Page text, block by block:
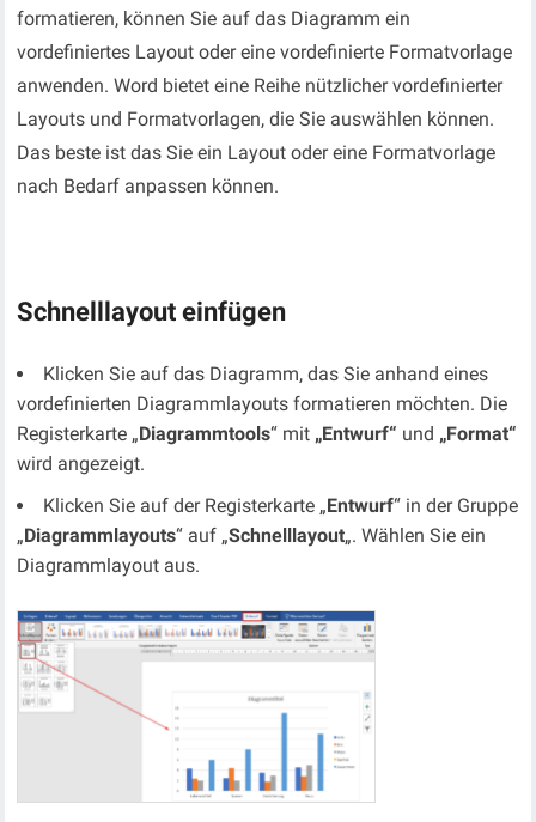
formatieren, können Sie auf das Diagramm ein
vordefiniertes Layout oder eine vordefinierte Formatvorlage
anwenden. Word bietet eine Reihe nützlicher vordefinierter
Layouts und Formatvorlagen, die Sie auswählen können.
Das beste ist das Sie ein Layout oder eine Formatvorlage
nach Bedarf anpassen können.
Schnelllayout einfügen
Klicken Sie auf das Diagramm, das Sie anhand eines
vordefinierten Diagrammlayouts formatieren möchten. Die
Registerkarte „Diagrammtools“ mit „Entwurf“ und „Format“
wird angezeigt.
Klicken Sie auf der Registerkarte „Entwurf“ in der Gruppe
„Diagrammlayouts“ auf „Schnelllayout„. Wählen Sie ein
Diagrammlayout aus.